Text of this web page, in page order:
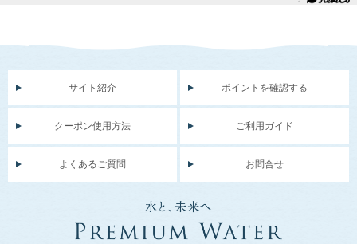
サイト紹介 ポイントを確認する
クーポン使用方法 ご利用ガイド
よくあるご質問 お問合せ